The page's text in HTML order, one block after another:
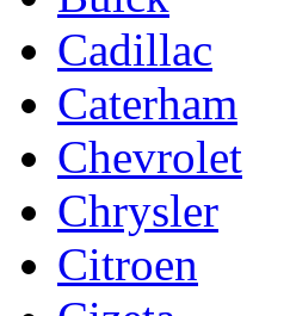
Cadillac
Caterham
Chevrolet
Chrysler
Citroen